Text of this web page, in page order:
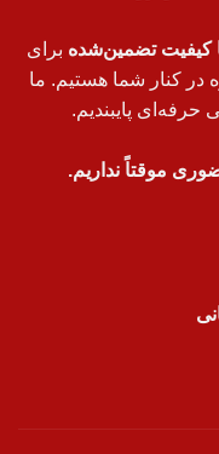
کیفیت تضمین‌شده برای
در کنار شما هستیم. ما
حرفه‌ای پایبندیم.
موقتاً نداریم.